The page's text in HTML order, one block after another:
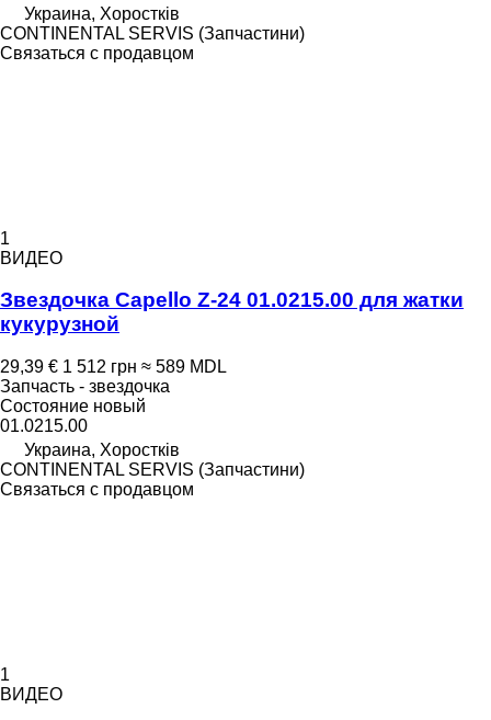
Украина, Хоростків
CONTINENTAL SERVIS (Запчастини)
Связаться с продавцом
1
ВИДЕО
Звездочка Capello Z-24 01.0215.00 для жатки
кукурузной
29,39 € 1 512 грн ≈ 589 MDL
Запчасть - звездочка
Состояние новый
01.0215.00
Украина, Хоростків
CONTINENTAL SERVIS (Запчастини)
Связаться с продавцом
1
ВИДЕО